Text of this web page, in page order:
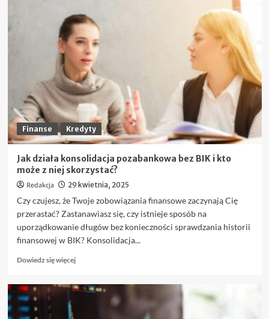
Najważniejsze
pary
walutowe
na
Forex,
które
warto
znać
przed
pierwszym
trade’em
Finanse Kredyty
Jak działa konsolidacja pozabankowa bez BIK i kto
może z niej skorzystać?
Redakcja 29 kwietnia, 2025
Czy czujesz, że Twoje zobowiązania finansowe zaczynają Cię
przerastać? Zastanawiasz się, czy istnieje sposób na
uporządkowanie długów bez konieczności sprawdzania historii
finansowej w BIK? Konsolidacja...
Dowiedz się więcejDowiedz
o